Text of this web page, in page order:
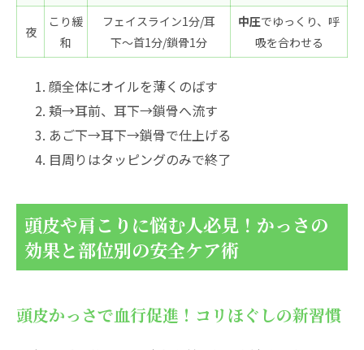
夜
こり緩
和
フェイスライン1分/耳
下〜首1分/鎖骨1分
中圧でゆっくり、呼
吸を合わせる
顔全体にオイルを薄くのばす
頬→耳前、耳下→鎖骨へ流す
あご下→耳下→鎖骨で仕上げる
目周りはタッピングのみで終了
頭皮や肩こりに悩む人必見！かっさの
効果と部位別の安全ケア術
頭皮かっさで血行促進！コリほぐしの新習慣